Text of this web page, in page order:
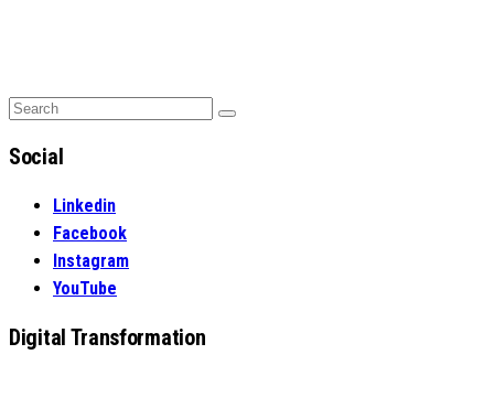
Search
Search
Social
Linkedin
Facebook
Instagram
YouTube
Digital Transformation